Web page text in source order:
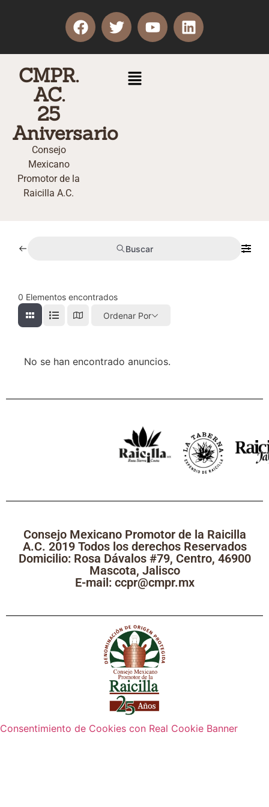
CMPR.
AC.
25
Aniversario
Consejo
Mexicano
Promotor de la
Raicilla A.C.
Buscar
0 Elementos encontrados
Ordenar Por
No se han encontrado anuncios.
Consejo Mexicano Promotor de la Raicilla
A.C. 2019 Todos los derechos Reservados
Domicilio: Rosa Dávalos #79, Centro, 46900
Mascota, Jalisco
E-mail: ccpr@cmpr.mx
Consentimiento de Cookies con Real Cookie Banner